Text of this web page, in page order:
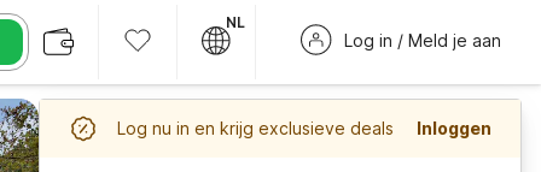
NL
Log in / Meld je aan
Log nu in en krijg exclusieve deals Inloggen